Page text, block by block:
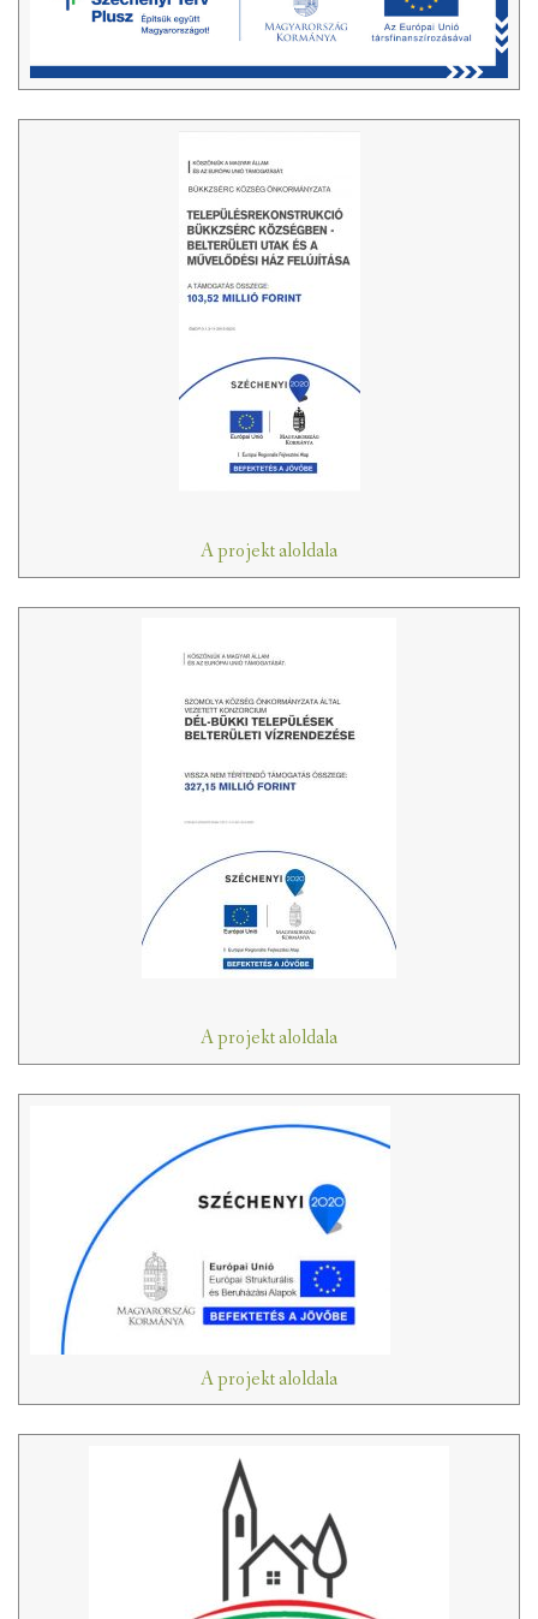
A projekt aloldala
A projekt aloldala
A projekt aloldala